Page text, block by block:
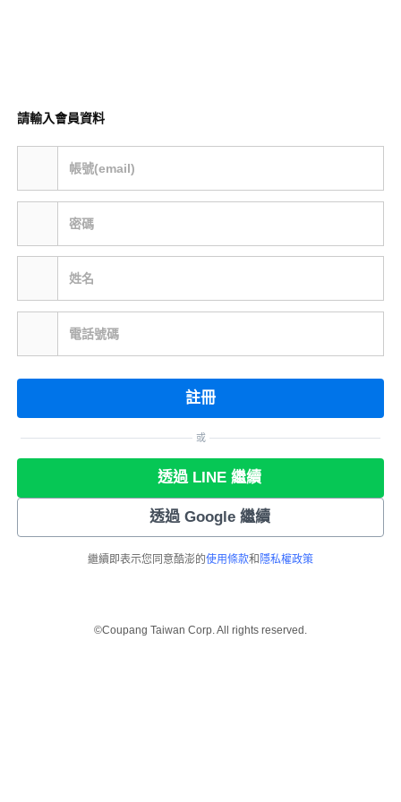
請輸入會員資料
帳號(email)
密碼
姓名
電話號碼
註冊
或
透過 LINE 繼續
透過 Google 繼續
繼續即表示您同意酷澎的使用條款和 隱私權政策
©Coupang Taiwan Corp. All rights reserved.